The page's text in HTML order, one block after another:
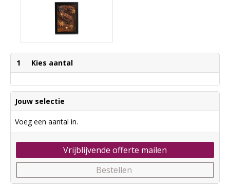
1 Kies aantal
Jouw selectie
Voeg een aantal in.
Vrijblijvende offerte mailen
Bestellen